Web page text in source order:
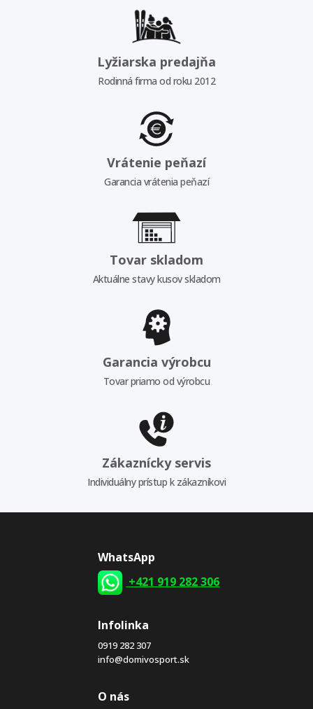
Lyžiarska predajňa
Rodinná firma od roku 2012
Vrátenie peňazí
Garancia vrátenia peňazí
Tovar skladom
Aktuálne stavy kusov skladom
Garancia výrobcu
Tovar priamo od výrobcu
Zákaznícky servis
Individuálny prístup k zákazníkovi
WhatsApp
+421 919 282 306
Infolinka
0919 282 307
info@domivosport.sk
O nás